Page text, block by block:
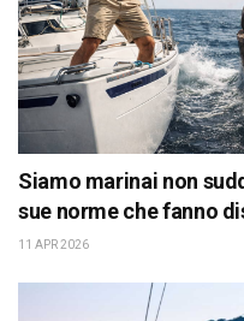
Siamo marinai non
sue norme che fanno
11 APR 2026